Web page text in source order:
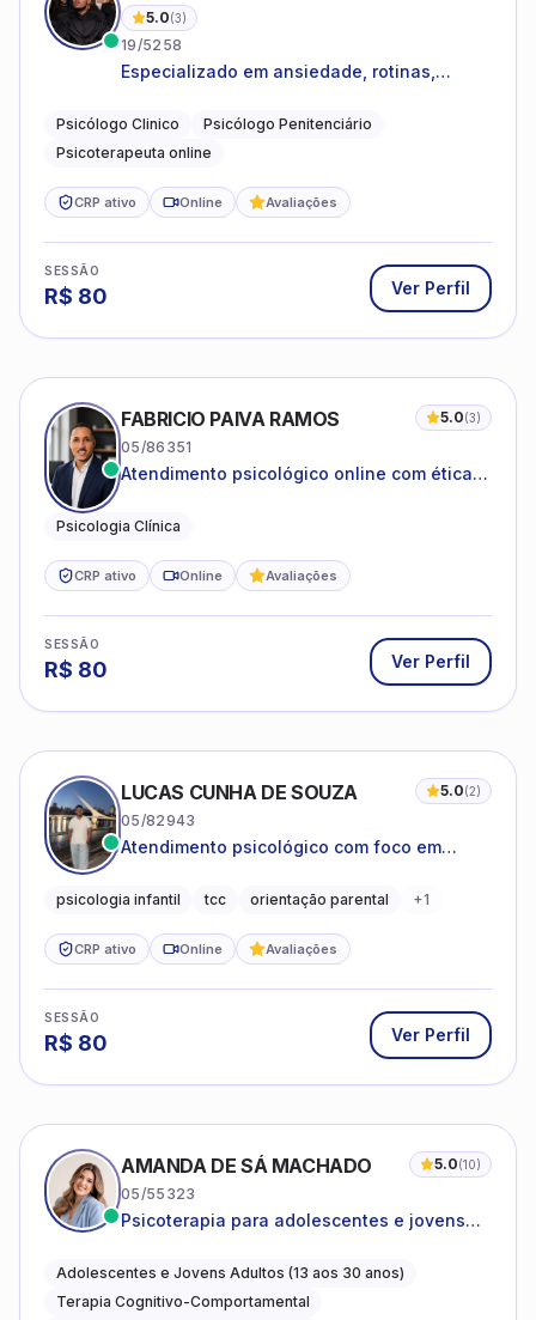
5.0(3)
19/5258
Especializado em ansiedade, rotinas,
familiares e questões comportamentais.
Psicólogo Clinico
Psicólogo Penitenciário
Psicoterapeuta online
CRP ativo Online Avaliações
SESSÃO
R$ 80 Ver Perfil
FABRICIO PAIVA RAMOS 5.0(3)
05/86351
Atendimento psicológico online com ética,
Psicologia Clínica
CRP ativo Online Avaliações
SESSÃO
R$ 80 Ver Perfil
LUCAS CUNHA DE SOUZA 5.0(2)
05/82943
Atendimento psicológico com foco em
promovendo equilíbrio emocional e
psicologia infantil tcc orientação parental +1
CRP ativo Online Avaliações
SESSÃO
R$ 80 Ver Perfil
AMANDA DE SÁ MACHADO 5.0(10)
05/55323
Psicoterapia para adolescentes e jovens
autoestima, relações e orientação
profissional
Adolescentes e Jovens Adultos (13 aos 30 anos)
Terapia Cognitivo-Comportamental